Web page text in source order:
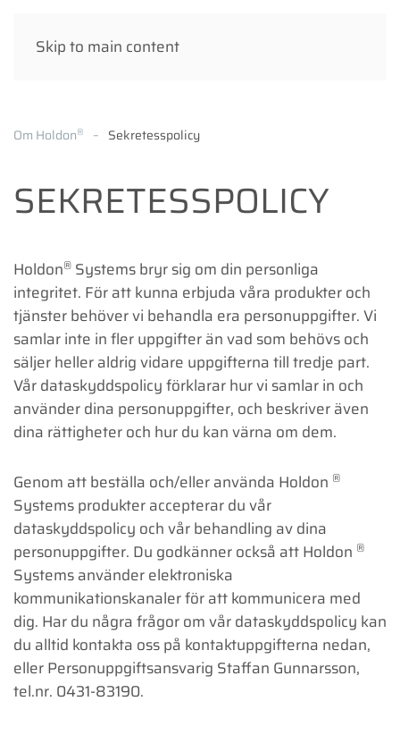
Skip to main content
Om Holdon® Sekretesspolicy
SEKRETESSPOLICY
Holdon® Systems bryr sig om din personliga
integritet. För att kunna erbjuda våra produkter och
tjänster behöver vi behandla era personuppgifter. Vi
samlar inte in fler uppgifter än vad som behövs och
säljer heller aldrig vidare uppgifterna till tredje part.
Vår dataskyddspolicy förklarar hur vi samlar in och
använder dina personuppgifter, och beskriver även
dina rättigheter och hur du kan värna om dem.
Genom att beställa och/eller använda Holdon ®
Systems produkter accepterar du vår
dataskyddspolicy och vår behandling av dina
personuppgifter. Du godkänner också att Holdon ®
Systems använder elektroniska
kommunikationskanaler för att kommunicera med
dig. Har du några frågor om vår dataskyddspolicy kan
du alltid kontakta oss på kontaktuppgifterna nedan,
eller Personuppgiftsansvarig Staffan Gunnarsson,
tel.nr. 0431-83190.